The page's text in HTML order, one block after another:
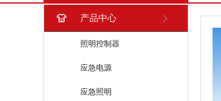
产品中心
照明控制器
应急电源
应急照明